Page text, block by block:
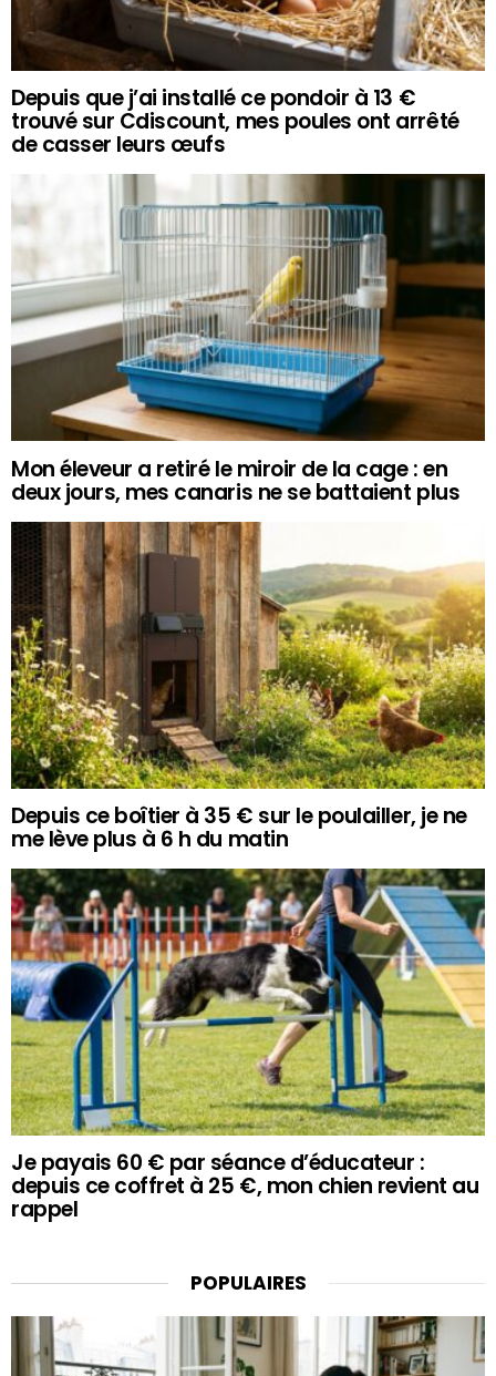
Depuis que j’ai installé ce pondoir à 13 €
trouvé sur Cdiscount, mes poules ont arrêté
de casser leurs œufs
Mon éleveur a retiré le miroir de la cage : en
deux jours, mes canaris ne se battaient plus
Depuis ce boîtier à 35 € sur le poulailler, je ne
me lève plus à 6 h du matin
Je payais 60 € par séance d’éducateur :
depuis ce coffret à 25 €, mon chien revient au
rappel
POPULAIRES